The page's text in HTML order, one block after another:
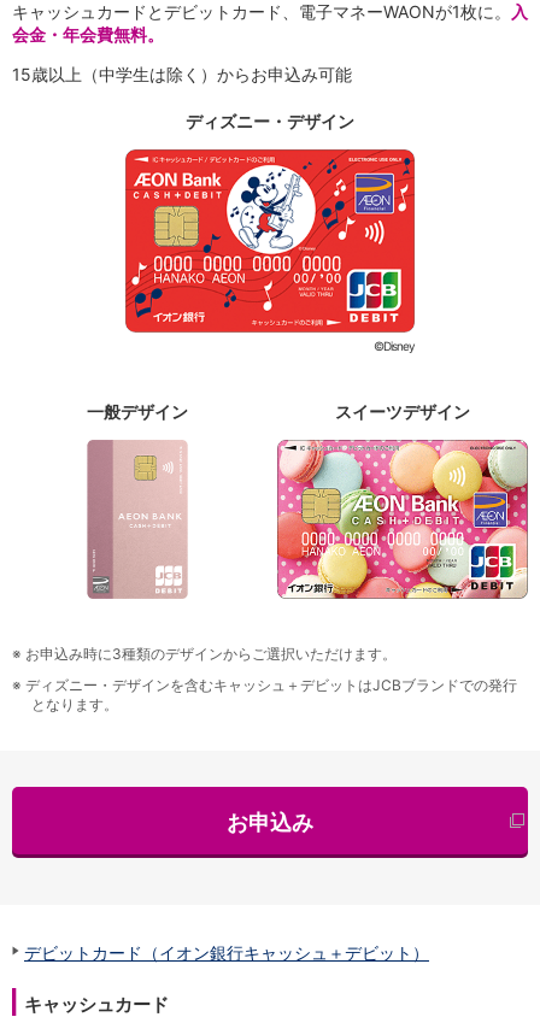
キャッシュカードとデビットカード、電子マネーWAONが1枚に。
入
会金・年会費無料。
15歳以上（中学生は除く）からお申込み可能
ディズニー・デザイン
©Disney
一般デザイン スイーツデザイン
※ お申込み時に3種類のデザインからご選択いただけます。
※ ディズニー・デザインを含むキャッシュ＋デビットはJCBブランドでの発行
となります。
お申込み
デビットカード（イオン銀行キャッシュ＋デビット）
キャッシュカード